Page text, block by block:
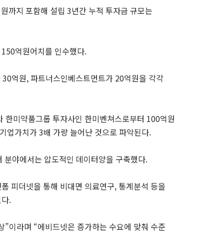
까지 포함해 설립 3년간 누적 투자금 규모는
억원어치를 인수했다.
억원, 파트너스인베스트먼트가 20억원을 각각
미약품그룹 투자사인 한미벤쳐스로부터 100억원
업가치가 3배 가량 늘어난 것으로 파악된다.
야에서는 압도적인 데이터양을 구축했다.
피더넷을 통해 비대면 의료연구, 통계분석 등을
.
이라며 “에비드넷은 증가하는 수요에 맞춰 수준